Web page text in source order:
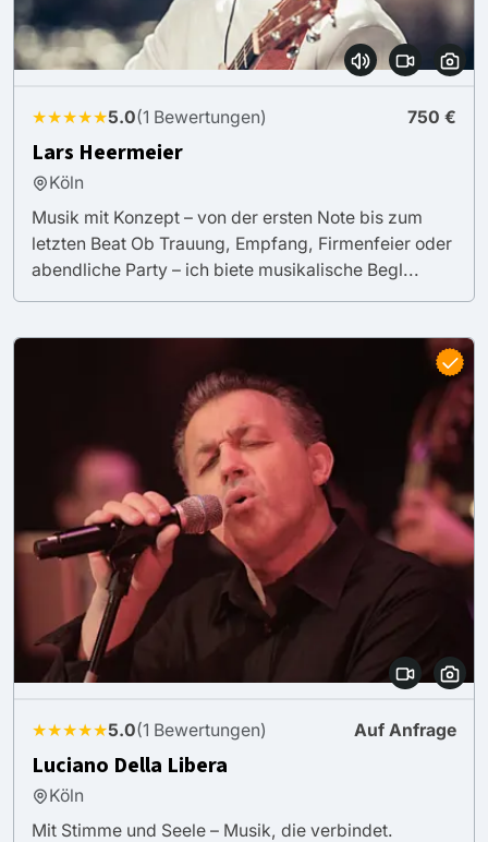
★★★★★5.0(1 Bewertungen) 750 €
Lars Heermeier
Köln
Musik mit Konzept – von der ersten Note bis zum
letzten Beat Ob Trauung, Empfang, Firmenfeier oder
abendliche Party – ich biete musikalische Begl...
★★★★★5.0(1 Bewertungen) Auf Anfrage
Luciano Della Libera
Köln
Mit Stimme und Seele – Musik, die verbindet.